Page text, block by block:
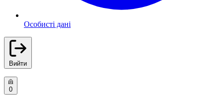
Особисті дані
Вийти
0